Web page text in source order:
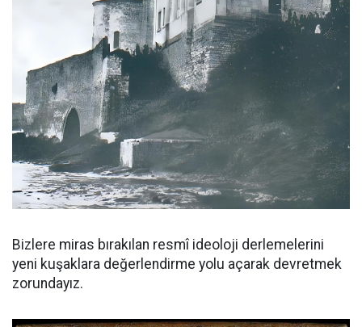
Bizlere miras bırakılan resmî ideoloji derlemelerini
yeni kuşaklara değerlendirme yolu açarak devretmek
zorundayız.